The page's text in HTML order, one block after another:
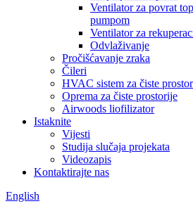
Ventilator za povrat
pumpom
Ventilator za
Odvlaživanje
Pročišćavanje zraka
Čileri
HVAC sistem za čiste
Oprema za čiste prostorije
Airwoods liofilizator
Istaknite
Vijesti
Studija slučaja projekata
Videozapis
Kontaktirajte nas
English